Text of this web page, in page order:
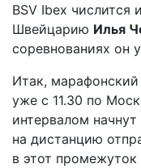
BSV Ibex
Швейцарию Илья
соревнованиях он
Итак, марафонский
уже с 11.30 по
интервалом
на дистанцию
в этот промежуток